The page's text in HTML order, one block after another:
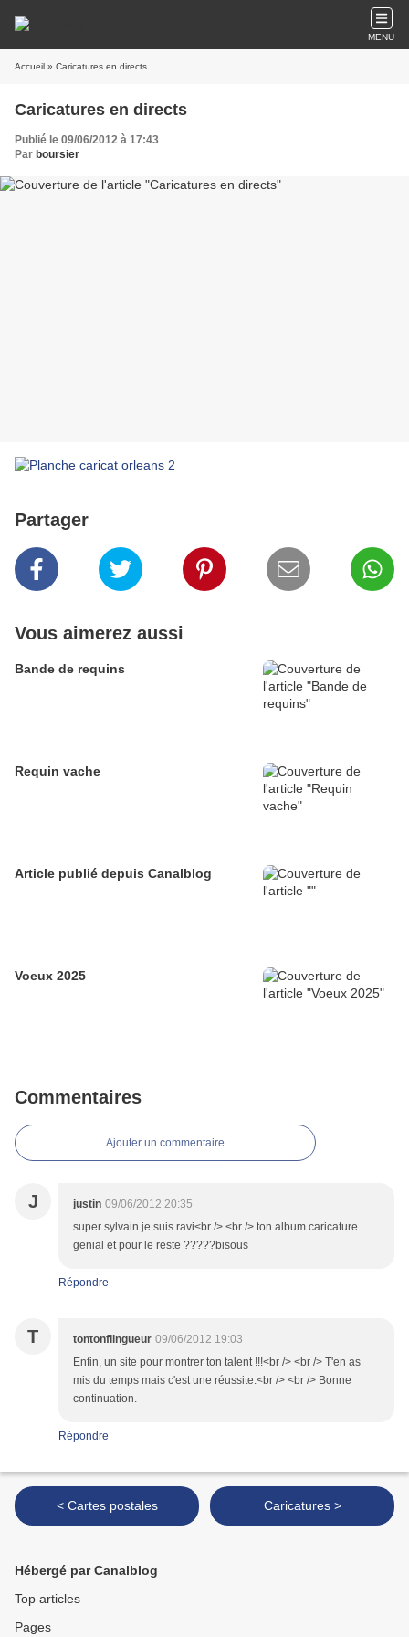
MENU
Accueil » Caricatures en directs
Caricatures en directs
Publié le 09/06/2012 à 17:43
Par boursier
Partager
Vous aimerez aussi
Bande de requins
Requin vache
Article publié depuis Canalblog
Voeux 2025
Commentaires
Ajouter un commentaire
J justin 09/06/2012 20:35
super sylvain je suis ravi<br /> <br /> ton album caricature
genial et pour le reste ?????bisous
Répondre
T tontonflingueur 09/06/2012 19:03
Enfin, un site pour montrer ton talent !!!<br /> <br /> T'en as
mis du temps mais c'est une réussite.<br /> <br /> Bonne
continuation.
Répondre
< Cartes postales Caricatures >
Hébergé par Canalblog
Top articles
Pages